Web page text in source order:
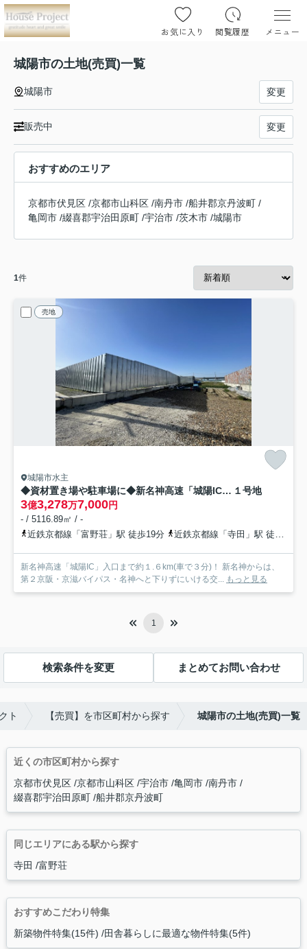
お気に入り 閲覧履歴 メニュー
城陽市の土地(売買)一覧
城陽市 変更
販売中 変更
おすすめのエリア
京都市伏見区 /京都市山科区 /南丹市 /船井郡京丹波町 /
亀岡市 /綴喜郡宇治田原町 /宇治市 /茨木市 /城陽市
1件
売地
城陽市水主
◆資材置き場や駐車場に◆新名神高速「城陽IC」入口まで約１.６km(車で３分)◆城陽市水主森ノ東 １号地
3億3,278万7,000円
- / 5116.89㎡ / -
近鉄京都線「富野荘」駅 徒歩19分
近鉄京都線「寺田」駅 徒歩28分
新名神高速「城陽IC」入口まで約１.６km(車で３分)！ 新名神からは、
第２京阪・京滋バイパス・名神へと下りずにいける交...
もっと見る
1
検索条件を変更 まとめてお問い合わせ
ト 【売買】を市区町村から探す 城陽市の土地(売買)一覧
近くの市区町村から探す
京都市伏見区 京都市山科区 宇治市 亀岡市 南丹市
綴喜郡宇治田原町 船井郡京丹波町
同じエリアにある駅から探す
寺田
富野荘
おすすめこだわり特集
新築物件特集(15件) 田舎暮らしに最適な物件特集(5件)